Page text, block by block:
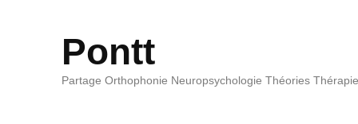
Pontt
Partage Orthophonie Neuropsychologie Théories